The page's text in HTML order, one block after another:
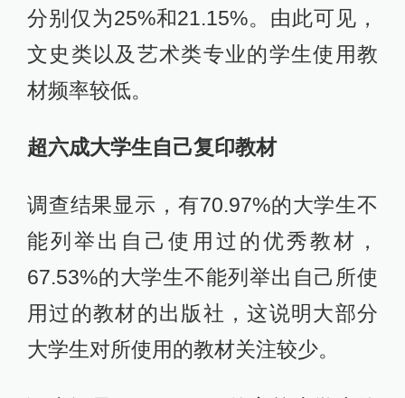
分别仅为25%和21.15%。由此可见，
文史类以及艺术类专业的学生使用教
材频率较低。
超六成大学生自己复印教材
调查结果显示，有70.97%的大学生不
能列举出自己使用过的优秀教材，
67.53%的大学生不能列举出自己所使
用过的教材的出版社，这说明大部分
大学生对所使用的教材关注较少。